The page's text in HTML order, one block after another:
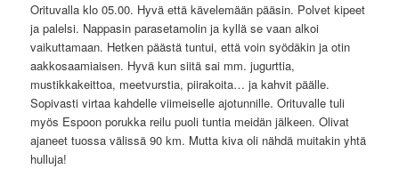
Orituvalla klo 05.00. Hyvä että kävelemään pääsin. Polvet kipeet
ja palelsi. Nappasin parasetamolin ja kyllä se vaan alkoi
vaikuttamaan. Hetken päästä tuntui, että voin syödäkin ja otin
aakkosaamiaisen. Hyvä kun siitä sai mm. jugurttia,
mustikkakeittoa, meetvurstia, piirakoita… ja kahvit päälle.
Sopivasti virtaa kahdelle viimeiselle ajotunnille. Orituvalle tuli
myös Espoon porukka reilu puoli tuntia meidän jälkeen. Olivat
ajaneet tuossa välissä 90 km. Mutta kiva oli nähdä muitakin yhtä
hulluja!